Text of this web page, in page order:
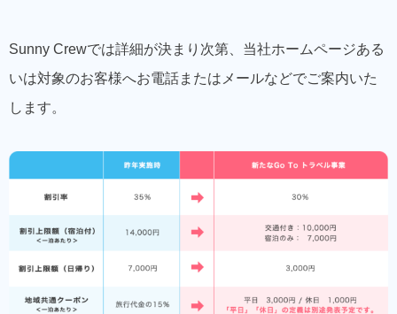
Sunny Crewでは詳細が決まり次第、当社ホームページある
いは対象のお客様へお電話またはメールなどでご案内いた
します。